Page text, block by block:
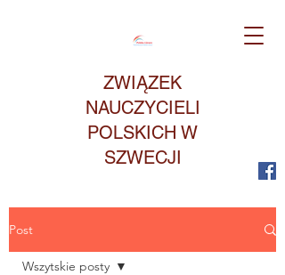
ZWIĄZEK
NAUCZYCIELI
POLSKICH W
SZWECJI
Post
Wszytskie posty